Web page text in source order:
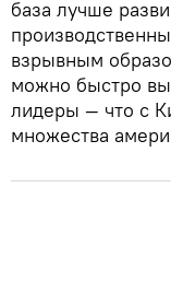
база лучше
взрывным
можно быстро
лидеры — что с
множества